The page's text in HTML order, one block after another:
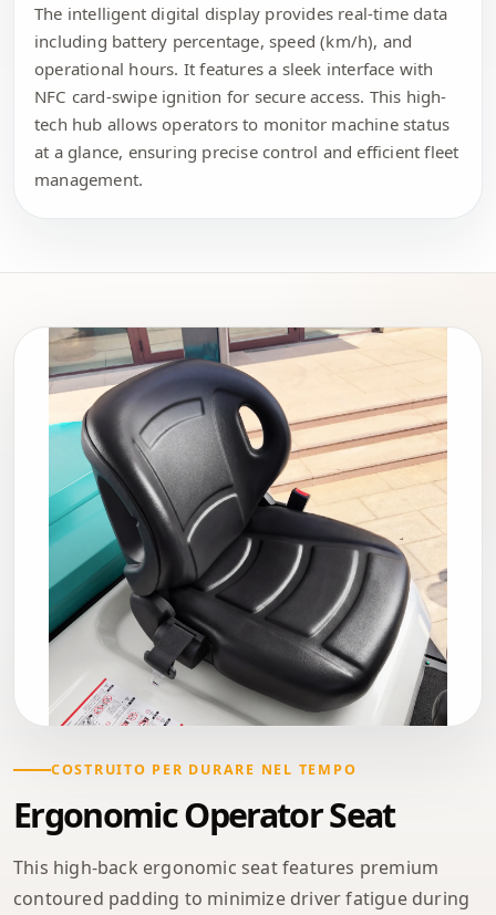
The intelligent digital display provides real-time data
including battery percentage, speed (km/h), and
operational hours. It features a sleek interface with
NFC card-swipe ignition for secure access. This high-
tech hub allows operators to monitor machine status
at a glance, ensuring precise control and efficient fleet
management.
COSTRUITO PER DURARE NEL TEMPO
Ergonomic Operator Seat
This high-back ergonomic seat features premium
contoured padding to minimize driver fatigue during